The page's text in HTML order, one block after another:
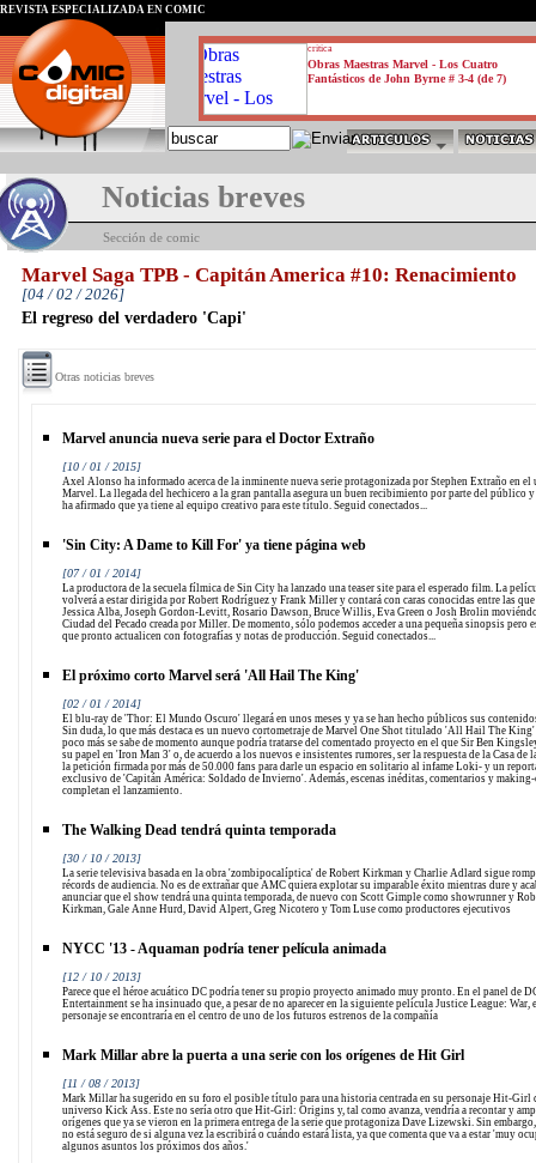
critica
Obras Maestras Marvel - Los Cuatro
Fantásticos de John Byrne # 3-4 (de 7)
REVISTA ESPECIALIZADA EN CÓMIC
Noticias breves
Sección de comic
Marvel Saga TPB - Capitán America #10: Renacimiento
[04 / 02 / 2026]
El regreso del verdadero 'Capi'
Otras noticias breves
Marvel anuncia nueva serie para el Doctor Extraño
[10 / 01 / 2015]
Axel Alonso ha informado acerca de la inminente nueva serie protagonizada por Stephen Extraño en el
Marvel. La llegada del hechicero a la gran pantalla asegura un buen recibimiento por parte del público
ha afirmado que ya tiene al equipo creativo para este título. Seguid conectados...
'Sin City: A Dame to Kill For' ya tiene página web
[07 / 01 / 2014]
La productora de la secuela fílmica de Sin City ha lanzado una teaser site para el esperado film. La
volverá a estar dirigida por Robert Rodríguez y Frank Miller y contará con caras conocidas entre las que
Jessica Alba, Joseph Gordon-Levitt, Rosario Dawson, Bruce Willis, Eva Green o Josh Brolin
Ciudad del Pecado creada por Miller. De momento, sólo podemos acceder a una pequeña sinopsis pero
que pronto actualicen con fotografías y notas de producción. Seguid conectados...
El próximo corto Marvel será 'All Hail The King'
[02 / 01 / 2014]
El blu-ray de 'Thor: El Mundo Oscuro' llegará en unos meses y ya se han hecho públicos sus
Sin duda, lo que más destaca es un nuevo cortometraje de Marvel One Shot titulado 'All Hail The
poco más se sabe de momento aunque podría tratarse del comentado proyecto en el que Sir Ben
su papel en 'Iron Man 3' o, de acuerdo a los nuevos e insistentes rumores, ser la respuesta de la Casa de
la petición firmada por más de 50.000 fans para darle un espacio en solitario al infame Loki- y un
exclusivo de 'Capitán América: Soldado de Invierno'. Además, escenas inéditas, comentarios y
completan el lanzamiento.
The Walking Dead tendrá quinta temporada
[30 / 10 / 2013]
La serie televisiva basada en la obra 'zombipocalíptica' de Robert Kirkman y Charlie Adlard sigue
récords de audiencia. No es de extrañar que AMC quiera explotar su imparable éxito mientras dure y
anunciar que el show tendrá una quinta temporada, de nuevo con Scott Gimple como showrunner y
Kirkman, Gale Anne Hurd, David Alpert, Greg Nicotero y Tom Luse como productores ejecutivos
NYCC '13 - Aquaman podría tener película animada
[12 / 10 / 2013]
Parece que el héroe acuático DC podría tener su propio proyecto animado muy pronto. En el panel de
Entertainment se ha insinuado que, a pesar de no aparecer en la siguiente película Justice League: War,
personaje se encontraría en el centro de uno de los futuros estrenos de la compañía
Mark Millar abre la puerta a una serie con los orígenes de Hit Girl
[11 / 08 / 2013]
Mark Millar ha sugerido en su foro el posible título para una historia centrada en su personaje Hit-Girl
universo Kick Ass. Este no sería otro que Hit-Girl: Origins y, tal como avanza, vendría a recontar y
orígenes que ya se vieron en la primera entrega de la serie que protagoniza Dave Lizewski. Sin
no está seguro de si alguna vez la escribirá o cuándo estará lista, ya que comenta que va a estar 'muy
algunos asuntos los próximos dos años.'